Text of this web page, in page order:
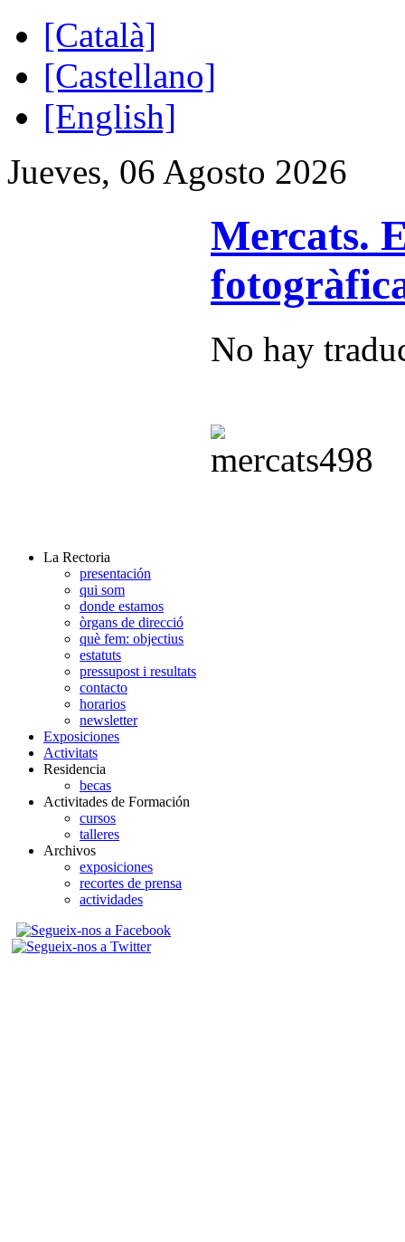
[Català]
[Castellano]
[English]
Jueves, 06 Agosto 2026
Mercats.
No hay
La Rectoria
presentación
qui som
donde estamos
òrgans de direcció
què fem: objectius
estatuts
pressupost i resultats
contacto
horarios
newsletter
Exposiciones
Activitats
Residencia
becas
Activitades de Formación
cursos
talleres
Archivos
exposiciones
recortes de prensa
actividades